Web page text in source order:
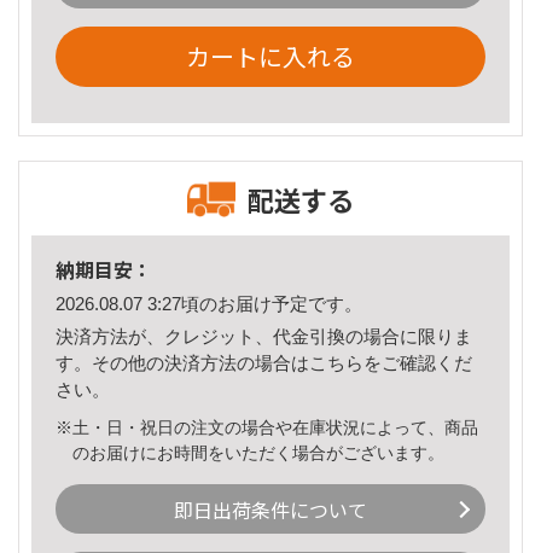
カートに入れる
配送する
納期目安：
2026.08.07 3:27頃のお届け予定です。
決済方法が、クレジット、代金引換の場合に限りま
す。その他の決済方法の場合はこちら をご確認くだ
さい。
※土・日・祝日の注文の場合や在庫状況によって、商品
のお届けにお時間をいただく場合がございます。
即日出荷条件について